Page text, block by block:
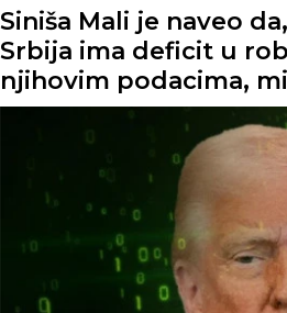
Siniša Mali je naveo
Srbija ima deficit u
njihovim podacima,